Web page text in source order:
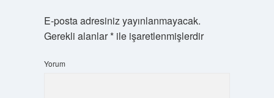
E-posta adresiniz yayınlanmayacak.
Gerekli alanlar*ile işaretlenmişlerdir
Yorum